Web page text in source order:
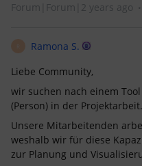
Forum|Forum|2 years ago
Ramona S.
Liebe Community,
wir suchen nach einem
(Person) in der Projektarbeit.
Unsere Mitarbeitenden
weshalb wir für diese
zur Planung und